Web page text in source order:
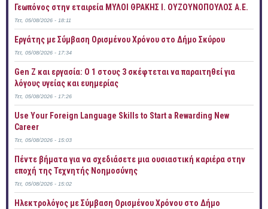
Γεωπόνος στην εταιρεία ΜΥΛΟΙ ΘΡΑΚΗΣ Ι. ΟΥΖΟΥΝΟΠΟΥΛΟΣ Α.Ε.
Τετ, 05/08/2026 - 18:11
Εργάτης με Σύμβαση Ορισμένου Χρόνου στο Δήμο Σκύρου
Τετ, 05/08/2026 - 17:34
Gen Z και εργασία: Ο 1 στους 3 σκέφτεται να παραιτηθεί για
λόγους υγείας και ευημερίας
Τετ, 05/08/2026 - 17:26
Use Your Foreign Language Skills to Start a Rewarding New
Career
Τετ, 05/08/2026 - 15:03
Πέντε βήματα για να σχεδιάσετε μια ουσιαστική καριέρα στην
εποχή της Τεχνητής Νοημοσύνης
Τετ, 05/08/2026 - 15:02
Ηλεκτρολόγος με Σύμβαση Ορισμένου Χρόνου στο Δήμο